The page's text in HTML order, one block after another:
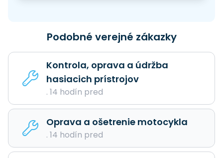
Podobné verejné zákazky
Kontrola, oprava a údržba
hasiacich prístrojov
. 14 hodín pred
Oprava a ošetrenie motocykla
. 14 hodín pred